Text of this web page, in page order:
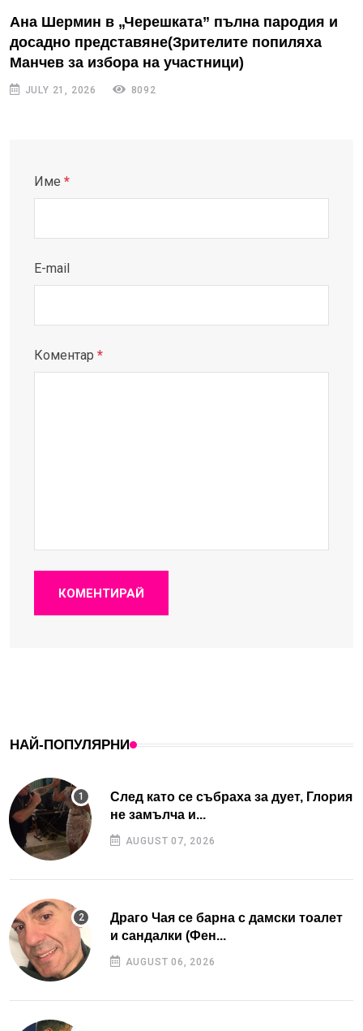
Ана Шермин в „Черешката” пълна пародия и
досадно представяне(Зрителите попиляха
Манчев за избора на участници)
JULY 21, 2026 8092
Име *
E-mail
Коментар *
КОМЕНТИРАЙ
НАЙ-ПОПУЛЯРНИ
След като се събраха за дует, Глория
не замълча и...
AUGUST 07, 2026
Драго Чая се барна с дамски тоалет
и сандалки (Фен...
AUGUST 06, 2026